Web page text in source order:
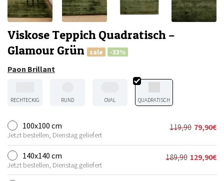
Viskose Teppich Quadratisch –
Glamour Grün
sale -33%
Paon Brillant
RECHTECKIG RUND OVAL QUADRATISCH
100x100 cm
Jetzt bestellen, Dienstag geliefert
119,90
Preis
war:
119,90€
79,90€
Aktueller
Preis
ist:
79,90€.
140x140 cm
Jetzt bestellen, Dienstag geliefert
189,90
Preis
129,90€
Aktueller
Preis